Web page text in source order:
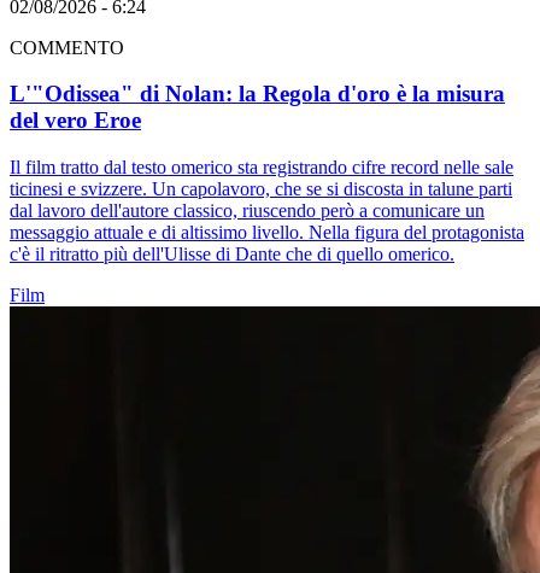
02/08/2026 - 6:24
COMMENTO
L'"Odissea" di Nolan: la Regola d'oro è la misura
del vero Eroe
Il film tratto dal testo omerico sta registrando cifre record nelle sale
ticinesi e svizzere. Un capolavoro, che se si discosta in talune parti
dal lavoro dell'autore classico, riuscendo però a comunicare un
messaggio attuale e di altissimo livello. Nella figura del protagonista
c'è il ritratto più dell'Ulisse di Dante che di quello omerico.
Film